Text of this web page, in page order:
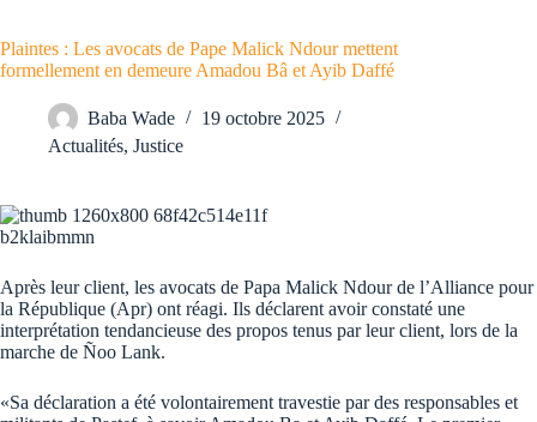
Plaintes : Les avocats de Pape Malick Ndour mettent
formellement en demeure Amadou Bâ et Ayib Daffé
Baba Wade
19 octobre 2025
Actualités, Justice
Après leur client, les avocats de Papa Malick Ndour de l’Alliance pour
la République (Apr) ont réagi. Ils déclarent avoir constaté une
interprétation tendancieuse des propos tenus par leur client, lors de la
marche de Ñoo Lank.
«Sa déclaration a été volontairement travestie par des responsables et